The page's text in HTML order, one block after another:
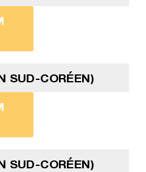
SUD-CORÉEN)
SUD-CORÉEN)